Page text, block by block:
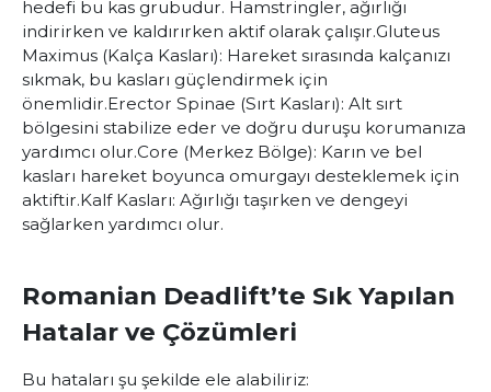
hedefi bu kas grubudur. Hamstringler, ağırlığı
indirirken ve kaldırırken aktif olarak çalışır.Gluteus
Maximus (Kalça Kasları): Hareket sırasında kalçanızı
sıkmak, bu kasları güçlendirmek için
önemlidir.Erector Spinae (Sırt Kasları): Alt sırt
bölgesini stabilize eder ve doğru duruşu korumanıza
yardımcı olur.Core (Merkez Bölge): Karın ve bel
kasları hareket boyunca omurgayı desteklemek için
aktiftir.Kalf Kasları: Ağırlığı taşırken ve dengeyi
sağlarken yardımcı olur.
Romanian Deadlift’te Sık Yapılan
Hatalar ve Çözümleri
Bu hataları şu şekilde ele alabiliriz: